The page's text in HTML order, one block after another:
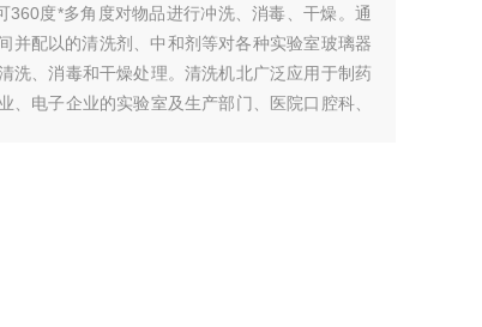
360度*多角度对物品进行冲洗、消毒、干燥。通
并配以的清洗剂、中和剂等对各种实验室玻璃器
洗、消毒和干燥处理。清洗机北广泛应用于制药
电子企业的实验室及生产部门、医院口腔科、